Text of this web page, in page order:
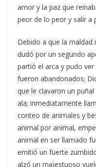
amor y la paz que
peor de lo peor y salir a
Debido a que la
dudó por un segundo
partió el arca y pudo
fueron abandonados;
que le clavaron un
ala; inmediatamente
conteo de animales y
animal por animal,
animal en ser llamado
emitió un fuerte
alzó un majestuoso